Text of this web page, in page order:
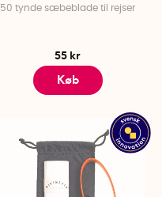
50 tynde sæbeblade til rejser
55 kr
Køb